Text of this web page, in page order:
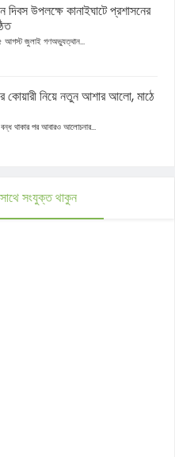
উপলক্ষে কানাইঘাটে প্রশাসনের
আগস্ট জুলাই গণঅভ্যুত্থান...
কোয়ারী নিয়ে নতুন আশার আলো, মাঠে
বন্ধ থাকার পর আবারও আলোচনার...
সংযুক্ত থাকুন